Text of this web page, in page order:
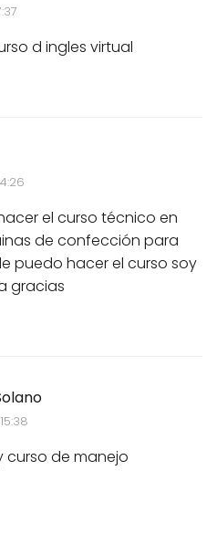
d ingles virtual
el curso técnico en
de confección para
puedo hacer el curso soy
gracias
curso de manejo